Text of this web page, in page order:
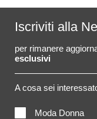
Iscriviti alla
per rimanere
esclusivi
A cosa sei
Moda Donna